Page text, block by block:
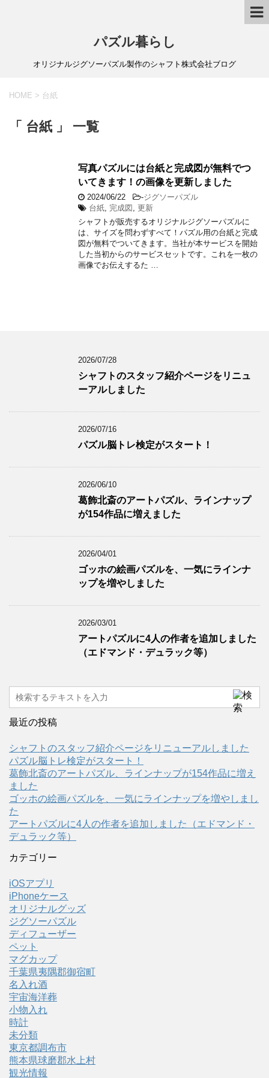
パズル暮らし
オリジナルジグソーパズル製作のシャフト株式会社ブログ
HOME > 台紙
「 台紙 」 一覧
写真パズルには台紙と完成図が無料でつ
いてきます！の画像を更新しました
2024/06/22 -ジグソーパズル
台紙 完成図 更新
シャフトが販売するオリジナルジグソーパズルに
は、サイズを問わずすべて！パズル用の台紙と完成
図が無料でついてきます。当社が本サービスを開始
した当初からのサービスセットです。これを一枚の
画像でお伝えするた …
2026/07/28
シャフトのスタッフ紹介ページをリニュ
ーアルしました
2026/07/16
パズル脳トレ検定がスタート！
2026/06/10
葛飾北斎のアートパズル、ラインナップ
が154作品に増えました
2026/04/01
ゴッホの絵画パズルを、一気にラインナ
ップを増やしました
2026/03/01
アートパズルに4人の作者を追加しました
（エドマンド・デュラック等）
最近の投稿
シャフトのスタッフ紹介ページをリニューアルしました
パズル脳トレ検定がスタート！
葛飾北斎のアートパズル、ラインナップが154作品に増え
ました
ゴッホの絵画パズルを、一気にラインナップを増やしまし
た
アートパズルに4人の作者を追加しました（エドマンド・
デュラック等）
カテゴリー
iOSアプリ
iPhoneケース
オリジナルグッズ
ジグソーパズル
ディフューザー
ペット
マグカップ
千葉県夷隅郡御宿町
名入れ酒
宇宙海洋葬
小物入れ
時計
未分類
東京都調布市
熊本県球磨郡水上村
観光情報